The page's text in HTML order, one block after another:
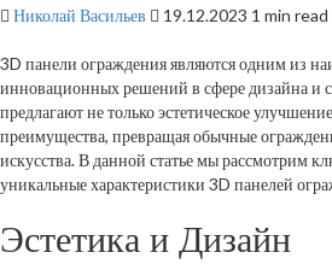
Николай Васильев 19.12.2023 1 min read
3D панели ограждения являются одним из
инновационных решений в сфере дизайна и
предлагают не только эстетическое
преимущества, превращая обычные
искусства. В данной статье мы рассмотрим
уникальные характеристики 3D панелей
Эстетика и Дизайн